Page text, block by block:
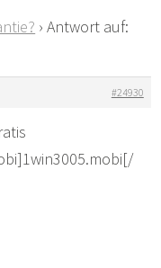
› Antwort auf:
#24930